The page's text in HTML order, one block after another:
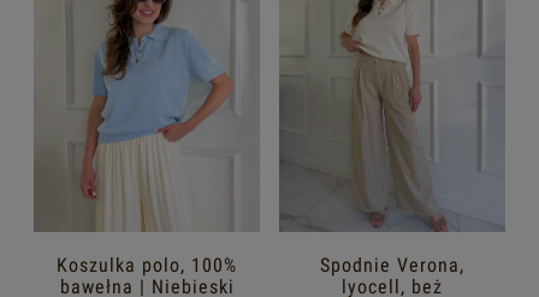
Koszulka polo, 100%
bawełna | Niebieski
Spodnie Verona,
lyocell, beż